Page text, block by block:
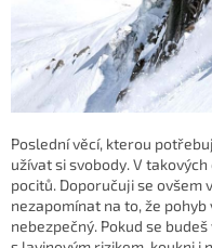
Poslední věcí, kterou
užívat si svobody. V
pocitů. Doporučuji se ovšem
nezapomínat na to, že
nebezpečný. Pokud se